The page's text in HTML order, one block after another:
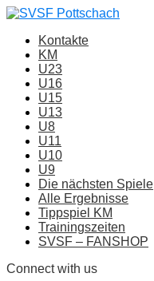
Kontakte
KM
U23
U16
U15
U13
U8
U11
U10
U9
Die nächsten Spiele
Alle Ergebnisse
Tippspiel KM
Trainingszeiten
SVSF – FANSHOP
Connect with us